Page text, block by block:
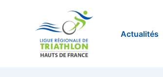
Actualités